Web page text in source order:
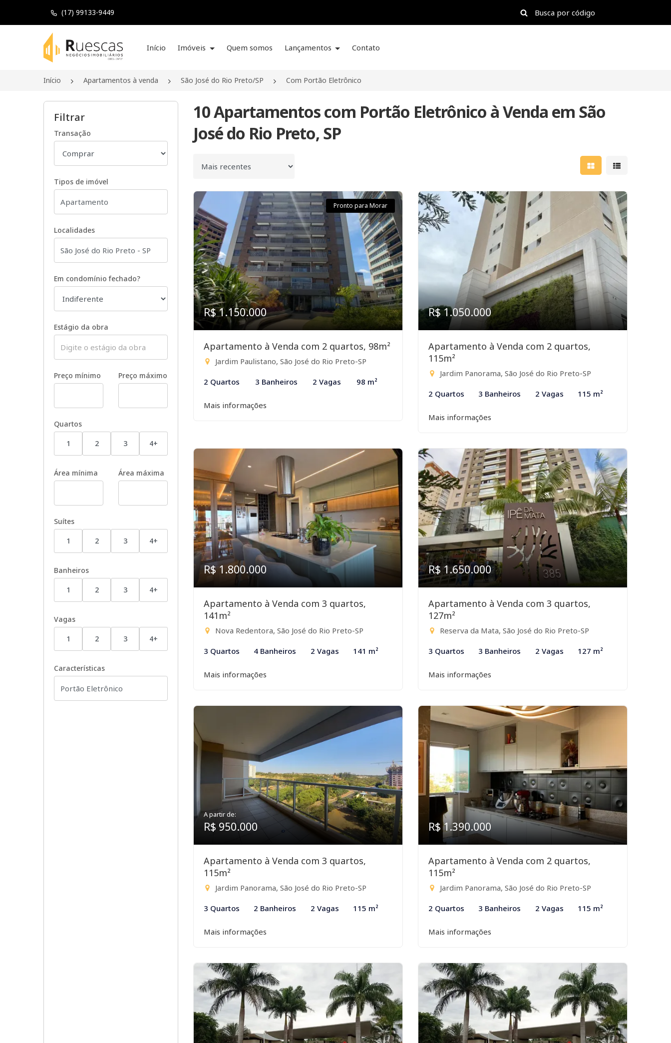
(17) 99133-9449
Página inicial
Início Imóveis Quem somos Lançamentos Contato
Início Apartamentos à venda São José do Rio Preto/SP Com Portão Eletrônico
Filtrar
Transação
Tipos de imóvel
Localidades
Em condomínio fechado?
Estágio da obra
Preço mínimo Preço máximo
Quartos
1 2 3 4+
Área mínima Área máxima
Suítes
1 2 3 4+
Banheiros
1 2 3 4+
Vagas
1 2 3 4+
Características
10 Apartamentos com Portão Eletrônico à Venda em São
José do Rio Preto, SP
Ordenar por Mostrar resultados
Mostrar
Pronto para Morar
R$ 1.150.000
Apartamento à Venda com 2 quartos, 98m²
Jardim Paulistano, São José do Rio Preto-SP
2 Quartos 3 Banheiros 2 Vagas 98 m²
Mais informações
R$ 1.050.000
Apartamento à Venda com 2 quartos,
115m²
Jardim Panorama, São José do Rio Preto-SP
2 Quartos 3 Banheiros 2 Vagas 115 m²
Mais informações
R$ 1.800.000
Apartamento à Venda com 3 quartos,
141m²
Nova Redentora, São José do Rio Preto-SP
3 Quartos 4 Banheiros 2 Vagas 141 m²
Mais informações
R$ 1.650.000
Apartamento à Venda com 3 quartos,
127m²
Reserva da Mata, São José do Rio Preto-SP
3 Quartos 3 Banheiros 2 Vagas 127 m²
Mais informações
A partir de:
R$ 950.000
Apartamento à Venda com 3 quartos,
115m²
Jardim Panorama, São José do Rio Preto-SP
3 Quartos 2 Banheiros 2 Vagas 115 m²
Mais informações
R$ 1.390.000
Apartamento à Venda com 2 quartos,
115m²
Jardim Panorama, São José do Rio Preto-SP
2 Quartos 3 Banheiros 2 Vagas 115 m²
Mais informações